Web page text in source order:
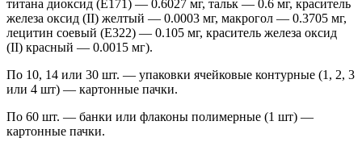
титана диоксид (E171) — 0.6027 мг, тальк — 0.6 мг, краситель
железа оксид (II) желтый — 0.0003 мг, макрогол — 0.3705 мг,
лецитин соевый (E322) — 0.105 мг, краситель железа оксид
(II) красный — 0.0015 мг).
По 10, 14 или 30 шт. — упаковки ячейковые контурные (1, 2, 3
или 4 шт) — картонные пачки.
По 60 шт. — банки или флаконы полимерные (1 шт) —
картонные пачки.